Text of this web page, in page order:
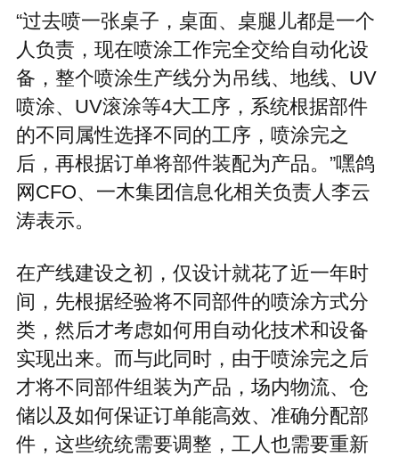
“过去喷一张桌子，桌面、桌腿儿都是一个
人负责，现在喷涂工作完全交给自动化设
备，整个喷涂生产线分为吊线、地线、UV
喷涂、UV滚涂等4大工序，系统根据部件
的不同属性选择不同的工序，喷涂完之
后，再根据订单将部件装配为产品。”嘿鸽
网CFO、一木集团信息化相关负责人李云
涛表示。
在产线建设之初，仅设计就花了近一年时
间，先根据经验将不同部件的喷涂方式分
类，然后才考虑如何用自动化技术和设备
实现出来。而与此同时，由于喷涂完之后
才将不同部件组装为产品，场内物流、仓
储以及如何保证订单能高效、准确分配部
件，这些统统需要调整，工人也需要重新